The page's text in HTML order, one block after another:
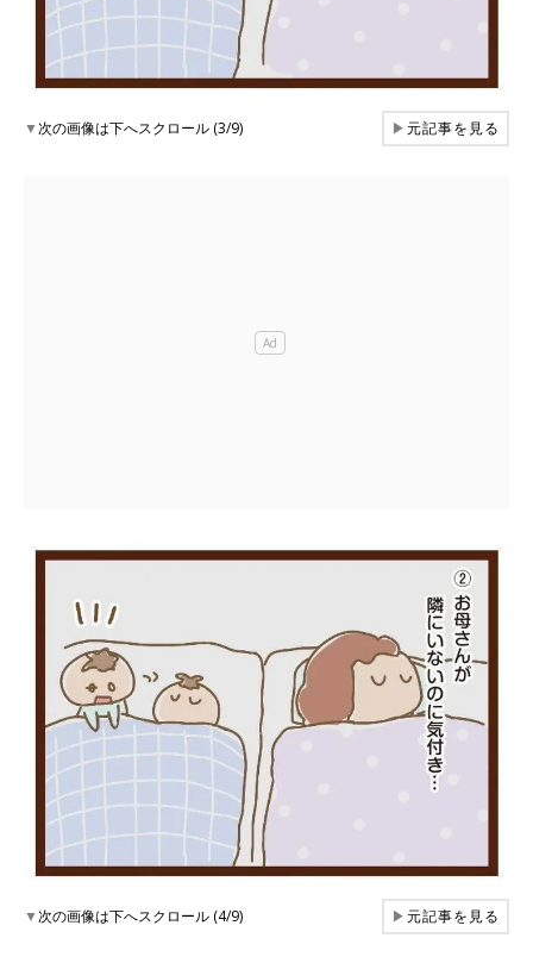
▼次の画像は下へスクロール (3/9) ▶元記事を見る
▼次の画像は下へスクロール (4/9) ▶元記事を見る